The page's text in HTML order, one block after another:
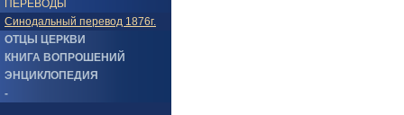
ПЕРЕВОДЫ
Синодальный перевод 1876г.
ОТЦЫ ЦЕРКВИ
КНИГА ВОПРОШЕНИЙ
ЭНЦИКЛОПЕДИЯ
-